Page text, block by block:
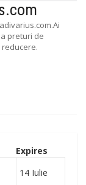
preturi de
Expires
14 Iulie